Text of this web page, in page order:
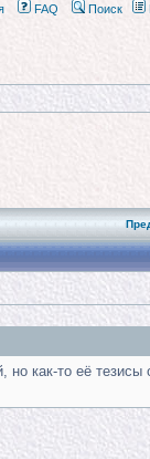
FAQ Поиск
как-то её тезисы